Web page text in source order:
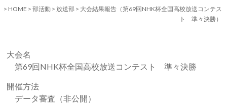
> HOME > 部活動 > 放送部 > 大会結果報告（第69回NHK杯全国高校放送コンテス
ト 準々決勝）
大会名
第69回NHK杯全国高校放送コンテスト 準々決勝
開催方法
データ審査（非公開）